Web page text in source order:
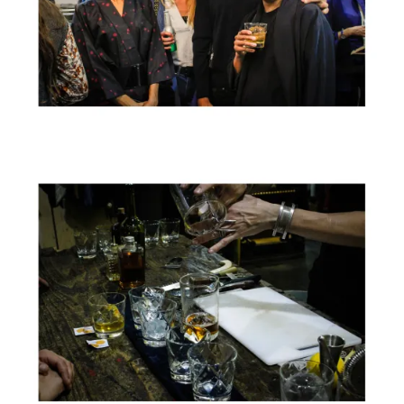
KIMONO NOW
OCTOBRE 2015
KIMONO NOW